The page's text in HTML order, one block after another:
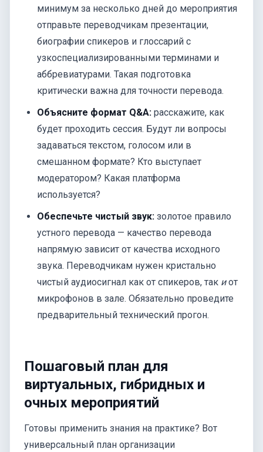
минимум за несколько дней до мероприятия
отправьте переводчикам презентации,
биографии спикеров и глоссарий с
узкоспециализированными терминами и
аббревиатурами. Такая подготовка
критически важна для точности перевода.
Объясните формат Q&A: расскажите, как
будет проходить сессия. Будут ли вопросы
задаваться текстом, голосом или в
смешанном формате? Кто выступает
модератором? Какая платформа
используется?
Обеспечьте чистый звук: золотое правило
устного перевода — качество перевода
напрямую зависит от качества исходного
звука. Переводчикам нужен кристально
чистый аудиосигнал как от спикеров, так иот
микрофонов в зале. Обязательно проведите
предварительный технический прогон.
Пошаговый план для
виртуальных, гибридных и
очных мероприятий
Готовы применить знания на практике? Вот
универсальный план организации